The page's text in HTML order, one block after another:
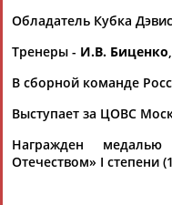
Обладатель Кубка
Тренеры - И.В. Биценко,
В сборной команде
Выступает за ЦОВС
Награжден
Отечеством» I степени